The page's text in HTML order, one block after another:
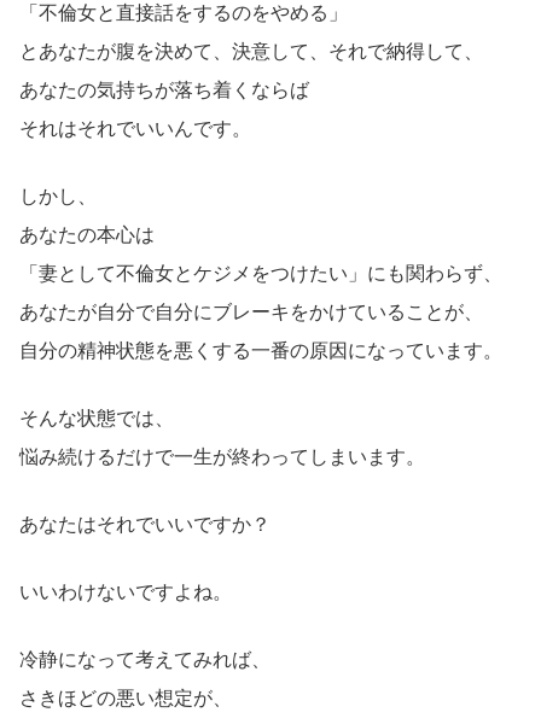
「不倫女と直接話をするのをやめる」
とあなたが腹を決めて、決意して、それで納得して、
あなたの気持ちが落ち着くならば
それはそれでいいんです。
しかし、
あなたの本心は
「妻として不倫女とケジメをつけたい」にも関わらず、
あなたが自分で自分にブレーキをかけていることが、
自分の精神状態を悪くする一番の原因になっています。
そんな状態では、
悩み続けるだけで一生が終わってしまいます。
あなたはそれでいいですか？
いいわけないですよね。
冷静になって考えてみれば、
さきほどの悪い想定が、